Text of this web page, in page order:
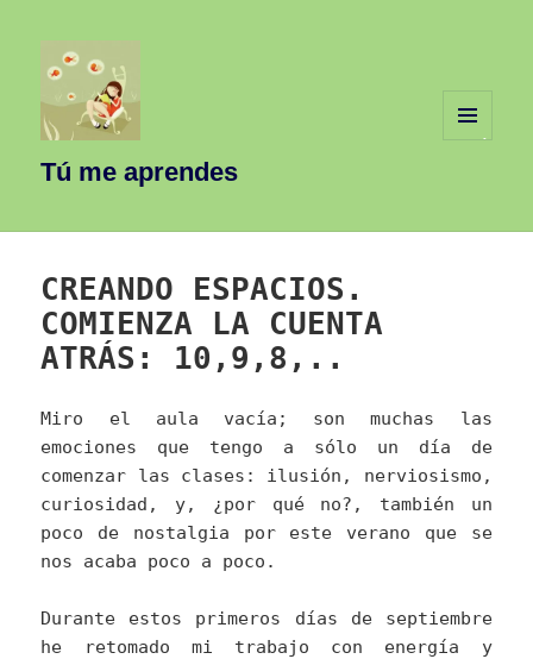
Tú me aprendes
CREANDO ESPACIOS.
COMIENZA LA CUENTA
ATRÁS: 10,9,8,..
Miro el aula vacía; son muchas las
emociones que tengo a sólo un día de
comenzar las clases: ilusión, nerviosismo,
curiosidad, y, ¿por qué no?, también un
poco de nostalgia por este verano que se
nos acaba poco a poco.
Durante estos primeros días de septiembre
he retomado mi trabajo con energía y